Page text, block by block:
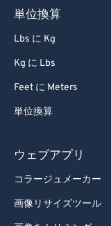
単位換算
Lbs に Kg
Kg に Lbs
Feet に Meters
単位換算
ウェブアプリ
コラージュメーカー
画像リサイズツール